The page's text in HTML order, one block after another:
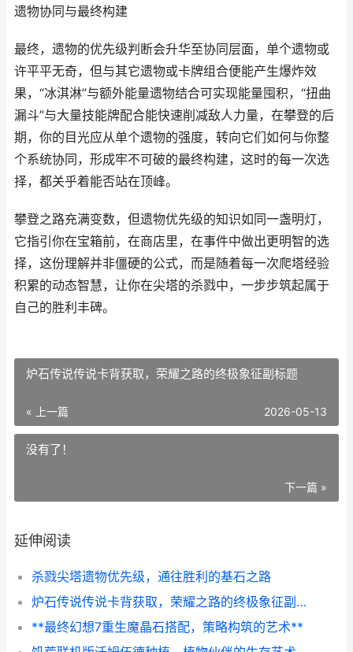
遗物协同与最终构建
最终，遗物的优先级判断会升华至协同层面，单个遗物或
许平平无奇，但与其它遗物或卡牌组合便能产生爆炸效
果，“冰淇淋”与额外能量遗物结合可实现能量囤积，“扭曲
漏斗”与大量技能牌配合能快速削减敌人力量，在攀登的后
期，你的目光应从单个遗物的强度，转向它们如何与你整
个系统协同，形成牢不可破的最终构建，这时的每一次选
择，都关乎着能否站在顶峰。
攀登之路充满变数，但遗物优先级的知识如同一盏明灯，
它指引你在宝箱前，在商店里，在事件中做出更明智的选
择，这份理解并非僵硬的公式，而是随着每一次爬塔经验
积累的动态智慧，让你在尖塔的杀戮中，一步步筑起属于
自己的胜利丰碑。
炉石传说传说卡背获取，荣耀之路的终极象征副标题
« 上一篇 2026-05-13
没有了！
下一篇 »
延伸阅读
杀戮尖塔遗物优先级，通往胜利的基石之路
炉石传说传说卡背获取，荣耀之路的终极象征副标题
**最终幻想7重生魔晶石搭配，策略构筑的艺术**